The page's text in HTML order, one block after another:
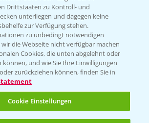
Drittstaaten zu Kontroll- und
unterliegen und dagegen keine
zur Verfügung stehen.
zu unbedingt notwendigen
die Webseite nicht verfügbar machen
Cookies, die unten abgelehnt oder
und wie Sie Ihre Einwilligungen
zurückziehen können, finden Sie in
Cookie Einstellungen